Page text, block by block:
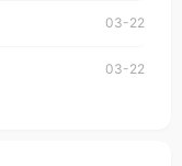
到这个问题
」的问题，无论人在
03-22
03-22